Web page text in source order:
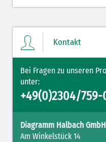
Kontakt
Bei Fragen zu unseren
unter:
+49(0)2304/759-
Diagramm Halbach
Am Winkelstück 14